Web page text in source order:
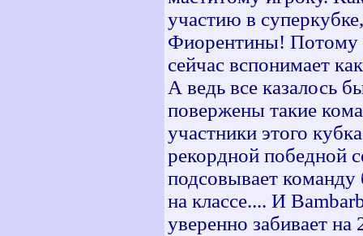
участию в
Фиорентины! Потому
сейчас вспонимает
А ведь все казалось
повержены такие
участники этого
рекордной победной
подсовывает
на классе.... И
уверенно забивает